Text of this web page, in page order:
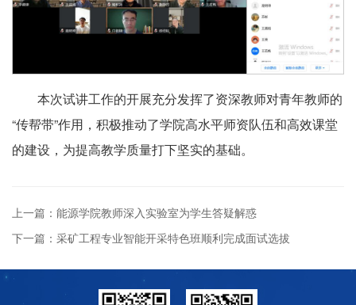
本次试讲工作的开展充分发挥了资深教师对青年教师的
“传帮带”作用，积极推动了学院高水平师资队伍和高效课堂
的建设，为提高教学质量打下坚实的基础。
上一篇：能源学院教师深入实验室为学生答疑解惑
下一篇：采矿工程专业智能开采特色班顺利完成面试选拔